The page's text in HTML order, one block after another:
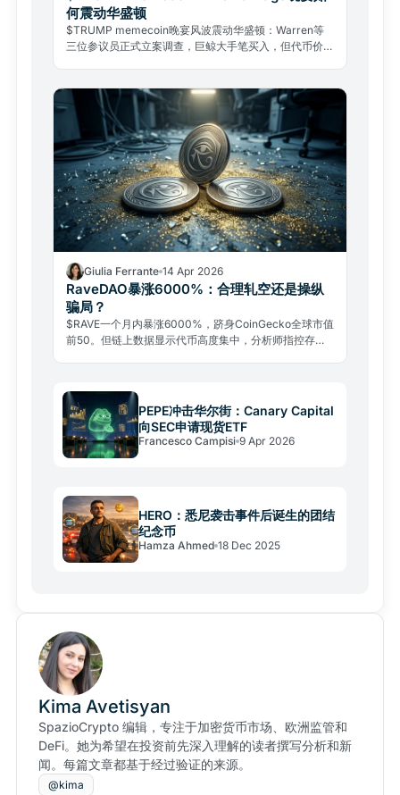
何震动华盛顿
$TRUMP memecoin晚宴风波震动华盛顿：Warren等
三位参议员正式立案调查，巨鲸大手笔买入，但代币价格
Giulia Ferrante 14 Apr 2026
RaveDAO暴涨6000%：合理轧空还是操纵
骗局？
$RAVE一个月内暴涨6000%，跻身CoinGecko全球市值
前50。但链上数据显示代币高度集中，分析师指控存在
PEPE冲击华尔街：Canary Capital
向SEC申请现货ETF
Francesco Campisi 9 Apr 2026
HERO：悉尼袭击事件后诞生的团结
纪念币
Hamza Ahmed 18 Dec 2025
Kima Avetisyan
SpazioCrypto 编辑，专注于加密货币市场、欧洲监管和
DeFi。她为希望在投资前先深入理解的读者撰写分析和新
闻。每篇文章都基于经过验证的来源。
@kima